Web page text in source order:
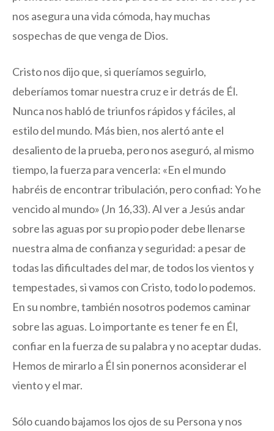
nos asegura una vida cómoda, hay muchas
sospechas de que venga de Dios.
Cristo nos dijo que, si queríamos seguirlo,
deberíamos tomar nuestra cruz e ir detrás de Él.
Nunca nos habló de triunfos rápidos y fáciles, al
estilo del mundo. Más bien, nos alertó ante el
desaliento de la prueba, pero nos aseguró, al mismo
tiempo, la fuerza para vencerla: «En el mundo
habréis de encontrar tribulación, pero confiad: Yo he
vencido al mundo» (Jn 16,33). Al ver a Jesús andar
sobre las aguas por su propio poder debe llenarse
nuestra alma de confianza y seguridad: a pesar de
todas las dificultades del mar, de todos los vientos y
tempestades, si vamos con Cristo, todo lo podemos.
En su nombre, también nosotros podemos caminar
sobre las aguas. Lo importante es tener fe en Él,
confiar en la fuerza de su palabra y no aceptar dudas.
Hemos de mirarlo a Él sin ponernos aconsiderar el
viento y el mar.
Sólo cuando bajamos los ojos de su Persona y nos